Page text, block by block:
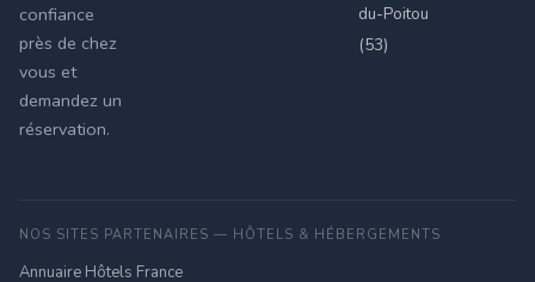
confiance
près de chez
vous et
demandez un
réservation.
du-Poitou
(53)
NOS SITES PARTENAIRES — HÔTELS & HÉBERGEMENTS
Annuaire Hôtels France